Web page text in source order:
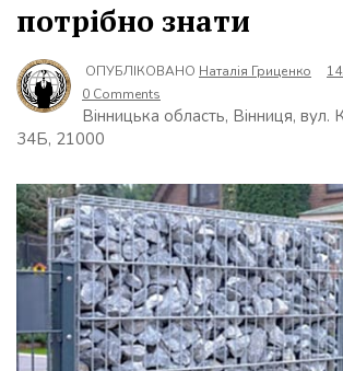
потрібно знати
ОПУБЛІКОВАНО Наталія Гриценко
0 Comments
Вінницька область, Вінниця, вул.
34Б, 21000